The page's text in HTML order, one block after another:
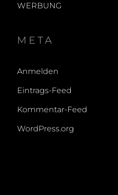
WERBUNG
META
Anmelden
Eintrags-Feed
Kommentar-Feed
WordPress.org